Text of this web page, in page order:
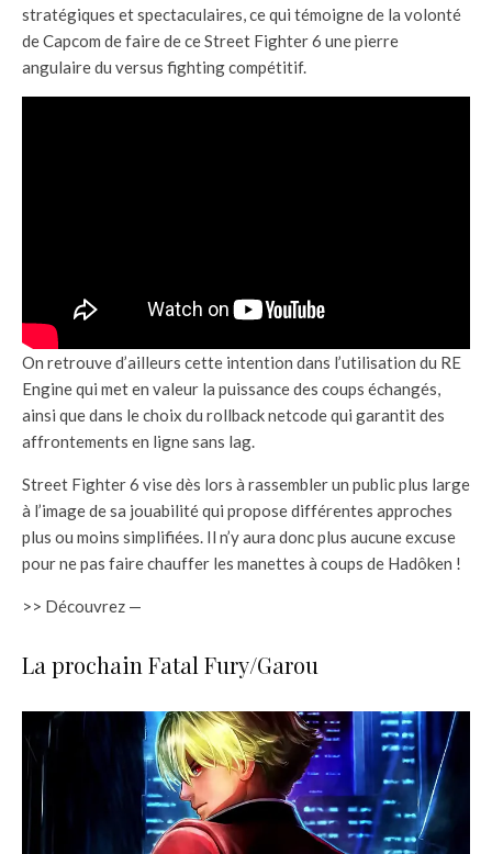
stratégiques et spectaculaires, ce qui témoigne de la volonté
de Capcom de faire de ce Street Fighter 6 une pierre
angulaire du versus fighting compétitif.
On retrouve d’ailleurs cette intention dans l’utilisation du RE
Engine qui met en valeur la puissance des coups échangés,
ainsi que dans le choix du rollback netcode qui garantit des
affrontements en ligne sans lag.
Street Fighter 6 vise dès lors à rassembler un public plus large
à l’image de sa jouabilité qui propose différentes approches
plus ou moins simplifiées. Il n’y aura donc plus aucune excuse
pour ne pas faire chauffer les manettes à coups de Hadôken !
>> Découvrez —
La prochain Fatal Fury/Garou